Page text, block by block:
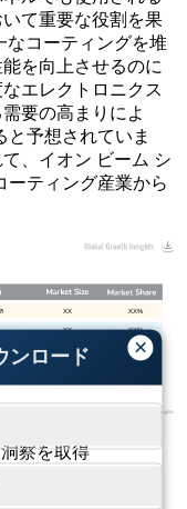
×
ンロード
て重要な役割を果
なコーティングを堆
を向上させるのに
エレクトロニクス
要の高まりによ
と予想されていま
、イオン ビーム シ
ーティング産業から
XX%
XX%
XX
XX%
XX
察を取得